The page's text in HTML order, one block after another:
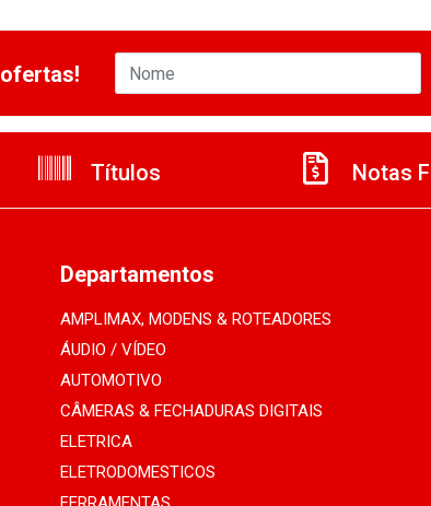
Títulos Notas
Departamentos
AMPLIMAX, MODENS & ROTEADORES
ÁUDIO / VÍDEO
AUTOMOTIVO
CÂMERAS & FECHADURAS DIGITAIS
ELETRICA
ELETRODOMESTICOS